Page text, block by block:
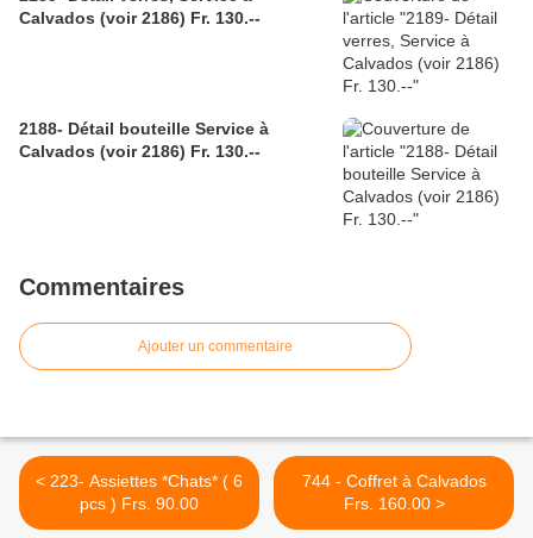
Calvados (voir 2186) Fr. 130.--
2188- Détail bouteille Service à
Calvados (voir 2186) Fr. 130.--
Commentaires
Ajouter un commentaire
< 223- Assiettes *Chats* ( 6
pcs ) Frs. 90.00
744 - Coffret à Calvados
Frs. 160.00 >